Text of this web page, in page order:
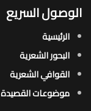
الوصول السريع
الرئيسية
البحور الشعرية​
القوافي الشعرية​
موضوعات القصيدة​